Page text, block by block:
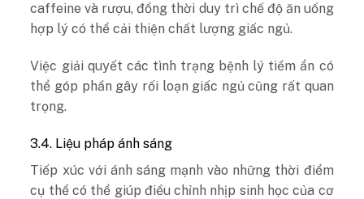
caffeine và rượu, đồng thời duy trì chế độ ăn uống
hợp lý có thể cải thiện chất lượng giấc ngủ.
Việc giải quyết các tình trạng bệnh lý tiềm ẩn có
thể góp phần gây rối loạn giấc ngủ cũng rất quan
trọng.
3.4. Liệu pháp ánh sáng
Tiếp xúc với ánh sáng mạnh vào những thời điểm
cụ thể có thể giúp điều chỉnh nhịp sinh học của cơ